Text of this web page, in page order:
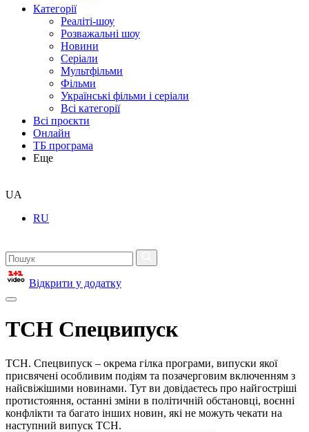
Категорії
Реаліті-шоу
Розважальні шоу
Новини
Серіали
Мультфільми
Фільми
Українські фільми і серіали
Всі категорії
Всі проєкти
Онлайн
ТБ програма
Еще
UA
RU
Відкрити у додатку
ТСН Спецвипуск
ТСН. Спецвипуск – окрема гілка програми, випуски якої
присвячені особливим подіям та позачерговим включенням з
найсвіжішими новинами. Тут ви довідаєтесь про найгостріші
протистояння, останні зміни в політичній обстановці, воєнні
конфлікти та багато інших новин, які не можуть чекати на
наступний випуск ТСН.